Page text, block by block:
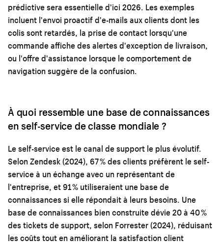
prédictive sera essentielle d'ici 2026. Les exemples
incluent l'envoi proactif d'e-mails aux clients dont les
colis sont retardés, la prise de contact lorsqu'une
commande affiche des alertes d'exception de livraison,
ou l'offre d'assistance lorsque le comportement de
navigation suggère de la confusion.
À quoi ressemble une base de connaissances
en self-service de classe mondiale ?
Le self-service est le canal de support le plus évolutif.
Selon Zendesk (2024), 67 % des clients préfèrent le self-
service à un échange avec un représentant de
l'entreprise, et 91 % utiliseraient une base de
connaissances si elle répondait à leurs besoins. Une
base de connaissances bien construite dévie 20 à 40 %
des tickets de support, selon Forrester (2024), réduisant
les coûts tout en améliorant la satisfaction client